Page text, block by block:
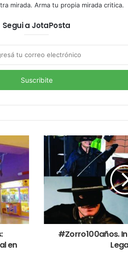
mirada. Arma tu propia mirada critica.
Segui a JotaPosta
en
#Zorro100años.